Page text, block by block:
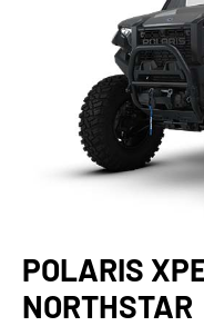
POLARIS
NORTHSTAR